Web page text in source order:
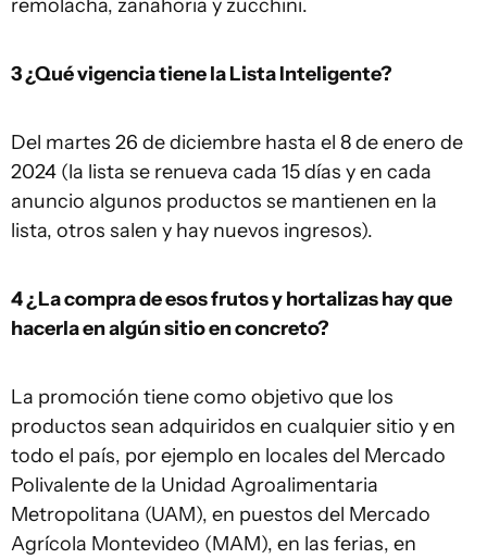
remolacha, zanahoria y zucchini.
3 ¿Qué vigencia tiene la Lista Inteligente?
Del martes 26 de diciembre hasta el 8 de enero de
2024 (la lista se renueva cada 15 días y en cada
anuncio algunos productos se mantienen en la
lista, otros salen y hay nuevos ingresos).
4 ¿La compra de esos frutos y hortalizas hay que
hacerla en algún sitio en concreto?
La promoción tiene como objetivo que los
productos sean adquiridos en cualquier sitio y en
todo el país, por ejemplo en locales del Mercado
Polivalente de la Unidad Agroalimentaria
Metropolitana (UAM), en puestos del Mercado
Agrícola Montevideo (MAM), en las ferias, en